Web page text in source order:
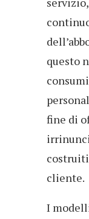
questo
fine di
cliente.
I